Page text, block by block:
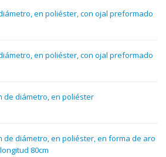
en poliéster, con ojal preformado
en poliéster, con ojal preformado
de diámetro, en poliéster
de diámetro, en poliéster, en forma de aro
80cm